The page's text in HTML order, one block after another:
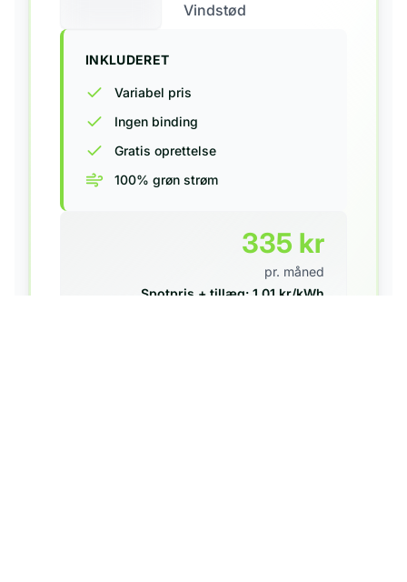
Vindstød
INKLUDERET
Variabel pris
Ingen binding
Gratis oprettelse
100% grøn strøm
335 kr
pr. måned
Spotpris + tillæg: 1.01 kr/kWh